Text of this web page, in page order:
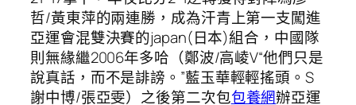
哲/黃東萍的兩連勝，成為汗青上第一支闖進
亞運會混雙決賽的japan(日本)組合，中國隊
則無緣繼2006年多哈（鄭波/高崚V“他們只是
說真話，而不是誹謗。”藍玉華輕輕搖頭。S
謝中博/張亞雯）之後第二次包包養網辦亞運